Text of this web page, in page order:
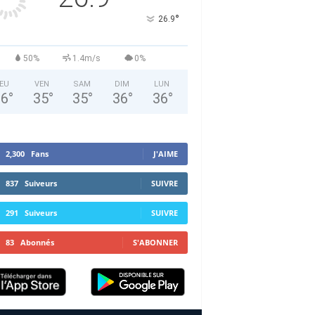
26.9°
50% 1.4m/s 0%
°
VEN
35°
SAM
35°
DIM
36°
LUN
36°
2,300 Fans J'AIME
837 Suiveurs SUIVRE
291 Suiveurs SUIVRE
83 Abonnés S'ABONNER